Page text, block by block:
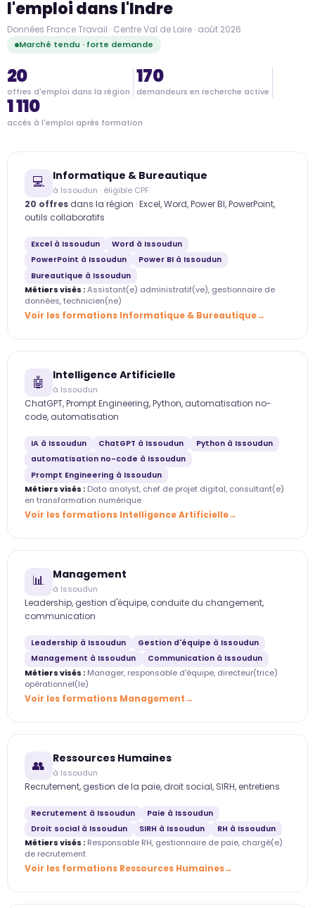
l'emploi dans l'Indre
Données France Travail · Centre Val de Loire · août 2026
Marché tendu · forte demande
20
offres d'emploi dans la région
170
demandeurs en recherche active
1 110
accès à l'emploi après formation
💻 Informatique & Bureautique
à Issoudun · éligible CPF
20 offres dans la région · Excel, Word, Power BI, PowerPoint,
outils collaboratifs
Excel à Issoudun
Word à Issoudun
PowerPoint à Issoudun
Power BI à Issoudun
Bureautique à Issoudun
Métiers visés :Assistant(e) administratif(ve), gestionnaire de
données, technicien(ne)
Voir les formations Informatique & Bureautique
🤖 Intelligence Artificielle
à Issoudun
ChatGPT, Prompt Engineering, Python, automatisation no-
code, automatisation
IA à Issoudun ChatGPT à Issoudun
Python à Issoudun
automatisation no-code à Issoudun
Prompt Engineering à Issoudun
Métiers visés : Data analyst, chef de projet digital, consultant(e)
en transformation numérique
Voir les formations Intelligence Artificielle
📊 Management
à Issoudun
Leadership, gestion d'équipe, conduite du changement,
communication
Leadership à Issoudun
Gestion d'équipe à Issoudun
Management à Issoudun
Communication à Issoudun
Métiers visés : Manager, responsable d'équipe, directeur(trice)
opérationnel(le)
Voir les formations Management
👥 Ressources Humaines
à Issoudun
Recrutement, gestion de la paie, droit social, SIRH, entretiens
Recrutement à Issoudun
Paie à Issoudun
Droit social à Issoudun
SIRH à Issoudun RH à Issoudun
Métiers visés : Responsable RH, gestionnaire de paie, chargé(e)
de recrutement
Voir les formations Ressources Humaines